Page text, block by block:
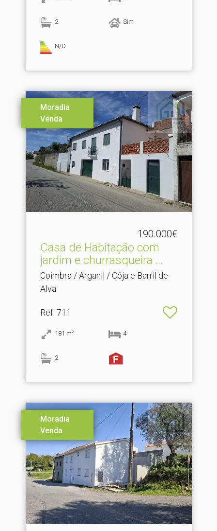
2 Sim
N/D
Moradia
Venda
190.000€
Casa de Habitação com
jardim e churrasqueira .​..
Coimbra / Arganil / Côja e Barril de
Alva
Ref: 711
181 m2 4
2
Moradia
Venda